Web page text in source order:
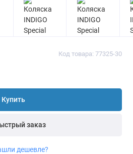
Код товара: 77325-30
Купить
заказ
дешевле?